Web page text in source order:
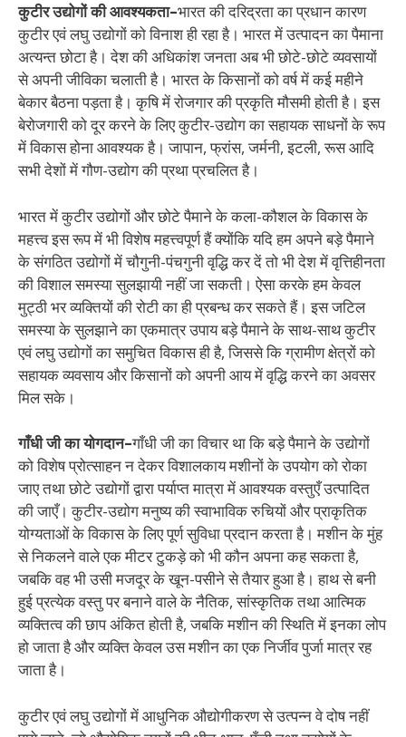
कुटीर उद्योगों की आवश्यकता–भारत की दरिद्रता का प्रधान कारण
कुटीर एवं लघु उद्योगों को विनाश ही रहा है। भारत में उत्पादन का पैमाना
अत्यन्त छोटा है। देश की अधिकांश जनता अब भी छोटे-छोटे व्यवसायों
से अपनी जीविका चलाती है। भारत के किसानों को वर्ष में कई महीने
बेकार बैठना पड़ता है। कृषि में रोजगार की प्रकृति मौसमी होती है। इस
बेरोजगारी को दूर करने के लिए कुटीर-उद्योग का सहायक साधनों के रूप
में विकास होना आवश्यक है। जापान, फ्रांस, जर्मनी, इटली, रूस आदि
सभी देशों में गौण-उद्योग की प्रथा प्रचलित है।
भारत में कुटीर उद्योगों और छोटे पैमाने के कला-कौशल के विकास के
महत्त्व इस रूप में भी विशेष महत्त्वपूर्ण हैं क्योंकि यदि हम अपने बड़े पैमाने
के संगठित उद्योगों में चौगुनी-पंचगुनी वृद्धि कर दें तो भी देश में वृत्तिहीनता
की विशाल समस्या सुलझायी नहीं जा सकती। ऐसा करके हम केवल
मुट्ठी भर व्यक्तियों की रोटी का ही प्रबन्ध कर सकते हैं। इस जटिल
समस्या के सुलझाने का एकमात्र उपाय बड़े पैमाने के साथ-साथ कुटीर
एवं लघु उद्योगों का समुचित विकास ही है, जिससे कि ग्रामीण क्षेत्रों को
सहायक व्यवसाय और किसानों को अपनी आय में वृद्धि करने का अवसर
मिल सके।
गाँधी जी का योगदान–गाँधी जी का विचार था कि बड़े पैमाने के उद्योगों
को विशेष प्रोत्साहन न देकर विशालकाय मशीनों के उपयोग को रोका
जाए तथा छोटे उद्योगों द्वारा पर्याप्त मात्रा में आवश्यक वस्तुएँ उत्पादित
की जाएँ। कुटीर-उद्योग मनुष्य की स्वाभाविक रुचियों और प्राकृतिक
योग्यताओं के विकास के लिए पूर्ण सुविधा प्रदान करता है। मशीन के मुंह
से निकलने वाले एक मीटर टुकड़े को भी कौन अपना कह सकता है,
जबकि वह भी उसी मजदूर के खून-पसीने से तैयार हुआ है। हाथ से बनी
हुई प्रत्येक वस्तु पर बनाने वाले के नैतिक, सांस्कृतिक तथा आत्मिक
व्यक्तित्व की छाप अंकित होती है, जबकि मशीन की स्थिति में इनका लोप
हो जाता है और व्यक्ति केवल उस मशीन का एक निर्जीव पुर्जा मात्र रह
जाता है।
कुटीर एवं लघु उद्योगों में आधुनिक औद्योगीकरण से उत्पन्न वे दोष नहीं